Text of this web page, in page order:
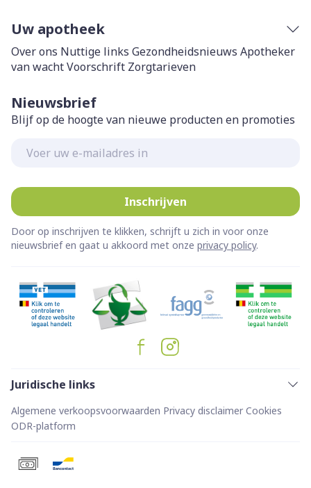
Uw apotheek
Over ons Nuttige links Gezondheidsnieuws Apotheker
van wachtVoorschrift Zorgtarieven
Nieuwsbrief
Blijf op de hoogte van nieuwe producten en promoties
Inschrijven
Door op inschrijven te klikken, schrijft u zich in voor onze
nieuwsbrief en gaat u akkoord met onze privacy policy.
Juridische links
Algemene verkoopsvoorwaarden Privacy disclaimer Cookies
ODR-platform